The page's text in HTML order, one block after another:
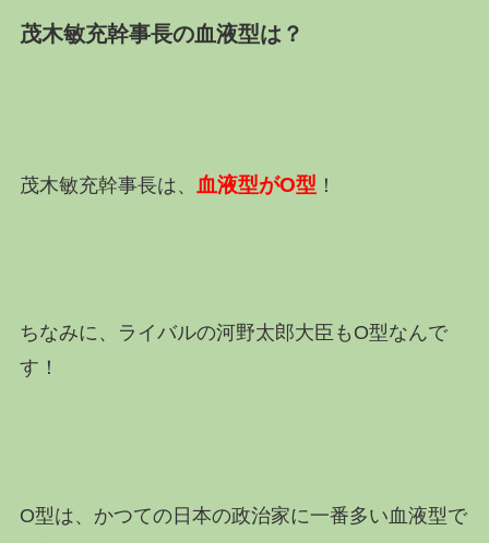
茂木敏充幹事長の血液型は？
茂木敏充幹事長は、 血液型がO型 ！
ちなみに、ライバルの河野太郎大臣もO型なんで
す！
O型は、かつての日本の政治家に一番多い血液型で